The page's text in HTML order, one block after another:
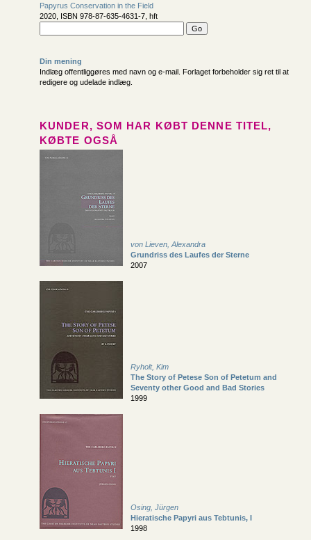
Papyrus Conservation in the Field
2020, ISBN 978-87-635-4631-7, hft
Din mening
Indlæg offentliggøres med navn og e-mail. Forlaget forbeholder sig ret til at
redigere og udelade indlæg.
KUNDER, SOM HAR KØBT DENNE TITEL,
KØBTE OGSÅ
von Lieven, Alexandra
Grundriss des Laufes der Sterne
2007
Ryholt, Kim
The Story of Petese Son of Petetum and
Seventy other Good and Bad Stories
1999
Osing, Jürgen
Hieratische Papyri aus Tebtunis, I
1998